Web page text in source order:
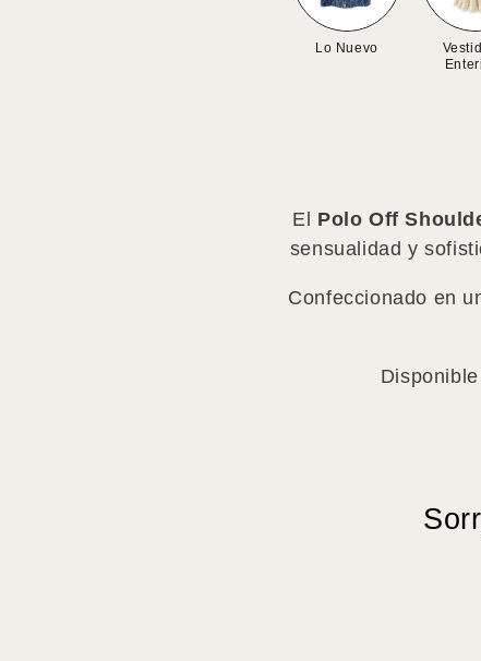
Lo Nuevo
El Polo Off
sensualidad y
Confeccionado en